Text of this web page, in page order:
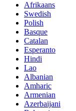
Afrikaans
Swedish
Polish
Basque
Catalan
Esperanto
Hindi
Lao
Albanian
Amharic
Armenian
Azerbaijani